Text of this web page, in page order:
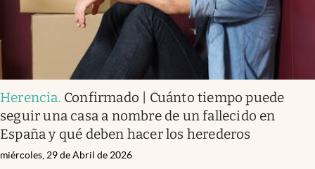
Herencia. Confirmado | Cuánto tiempo puede
seguir una casa a nombre de un fallecido en
España y qué deben hacer los herederos
miércoles, 29 de Abril de 2026